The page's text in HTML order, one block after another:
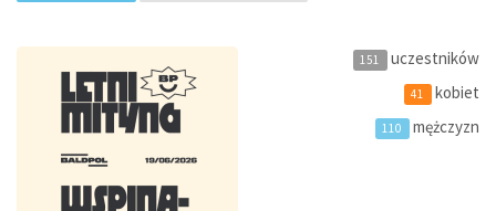
151 uczestników
41 kobiet
110 mężczyzn